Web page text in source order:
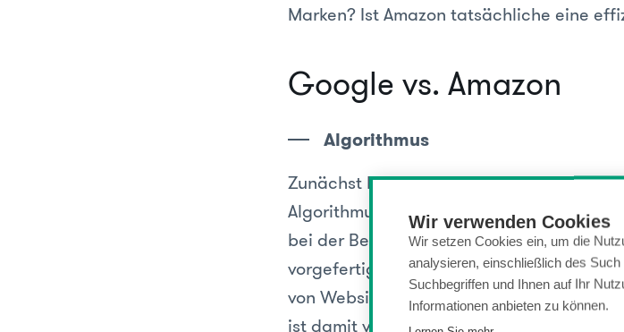
Wir verwenden Cookies
Wir setzen Cookies ein, um die
analysieren, einschließlich des
Suchbegriffen und Ihnen auf Ihr
Informationen anbieten zu können.
Marken? Ist Amazon tatsächliche eine
Google vs. Amazon
Algorithmus
Zunächst hat Amazon seinen ganz
Algorithmus ist weniger komplex als der
bei der Berechnung komplett auf interne
vorgefertigte Struktur. Google hingegen
von Websites mit unterschiedlichem
ist damit viel aufwendiger.